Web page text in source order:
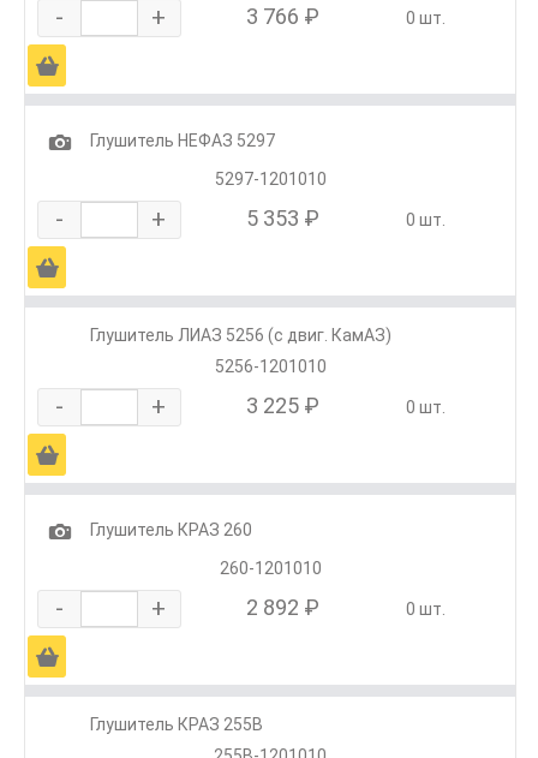
- + 3 766 ₽ 0 шт.
Ä
1
Глушитель НЕФАЗ 5297
5297-1201010
- + 5 353 ₽ 0 шт.
Ä
Глушитель ЛИАЗ 5256 (с двиг. КамАЗ)
5256-1201010
- + 3 225 ₽ 0 шт.
Ä
1
Глушитель КРАЗ 260
260-1201010
- + 2 892 ₽ 0 шт.
Ä
Глушитель КРАЗ 255В